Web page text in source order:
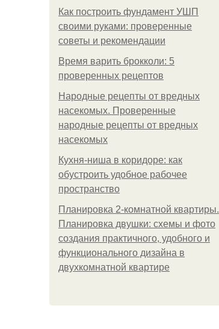
Как построить фундамент УШП
своими руками: проверенные
советы и рекомендации
Время варить брокколи: 5
проверенных рецептов
Народные рецепты от вредных
насекомых. Проверенные
народные рецепты от вредных
насекомых
Кухня-ниша в коридоре: как
обустроить удобное рабочее
пространство
Планировка 2-комнатной квартиры.
Планировка двушки: схемы и фото
создания практичного, удобного и
функционального дизайна в
двухкомнатной квартире